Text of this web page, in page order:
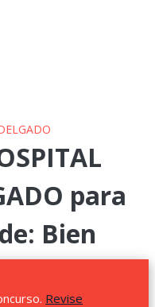
para
Bien
Revise